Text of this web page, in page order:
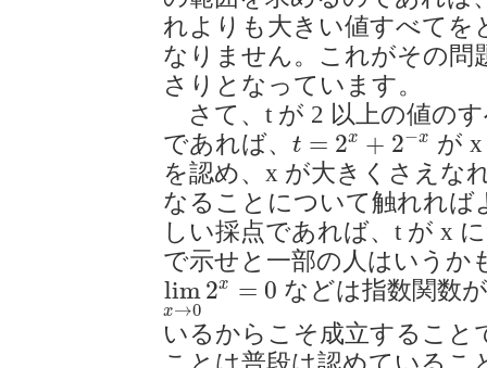
れよりも大きい値すべてを
なりません。これがその問
さりとなっています。
さて、t が 2 以上の値の
であれば、 t = 2x + 2−x
t =2 x+2−x
が
を認め、x が大きくさえな
なることについて触れれば
しい採点であれば、t が x
で示せと一部の人はいうか
lim
x→0
2x = 0
limx→ 02x =0
などは指数関数
いるからこそ成立すること